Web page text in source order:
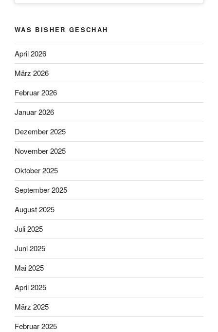
WAS BISHER GESCHAH
April 2026
März 2026
Februar 2026
Januar 2026
Dezember 2025
November 2025
Oktober 2025
September 2025
August 2025
Juli 2025
Juni 2025
Mai 2025
April 2025
März 2025
Februar 2025